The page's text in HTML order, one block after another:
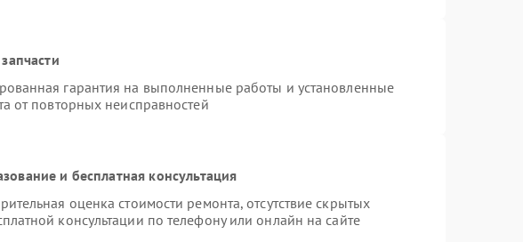
гарантия на выполненные работы и установленные
от повторных неисправностей
и бесплатная консультация
оценка стоимости ремонта, отсутствие скрытых
консультации по телефону или онлайн на сайте